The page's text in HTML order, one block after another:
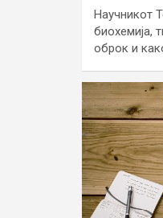
Научникот
биохемија,
оброк и